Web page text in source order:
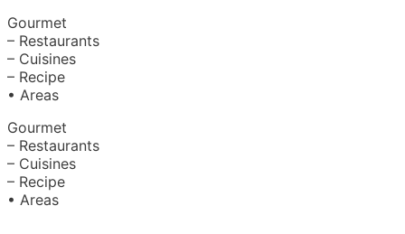
Gourmet
– Restaurants
– Cuisines
– Recipe
• Areas
Gourmet
– Restaurants
– Cuisines
– Recipe
• Areas